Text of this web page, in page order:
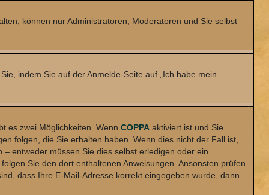
können nur Administratoren, Moderatoren und Sie selbst
indem Sie auf der Anmelde-Seite auf „Ich habe mein
es zwei Möglichkeiten. Wenn COPPA aktiviert ist und Sie
folgen, die Sie erhalten haben. Wenn dies nicht der Fall ist,
entweder müssen Sie dies selbst erledigen oder ein
Sie den dort enthaltenen Anweisungen. Ansonsten prüfen
dass Ihre E-Mail-Adresse korrekt eingegeben wurde, dann